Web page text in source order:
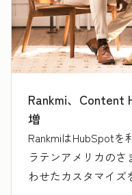
Rankmi、Content
増
RankmiはHubSpotを
ラテンアメリカの
わせたカスタマイズ